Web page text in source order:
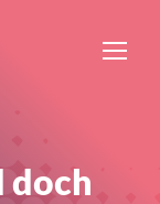
doch